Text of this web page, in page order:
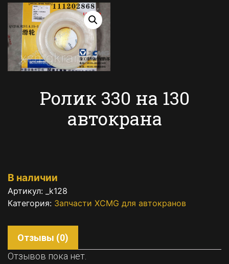
Ролик 330 на 130
автокрана
В наличии
Артикул:
_k128
Категория: Запчасти XCMG для автокранов
Отзывы (0)
Отзывов пока нет.